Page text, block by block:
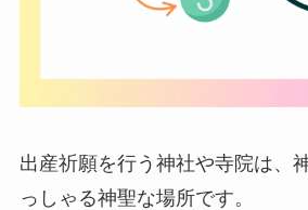
出産祈願を行う神社や寺院は、
っしゃる神聖な場所です。